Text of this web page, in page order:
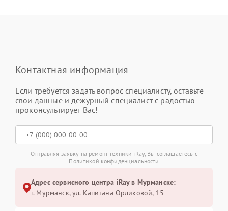
Контактная информация
Если требуется задать вопрос специалисту, оставьте
свои данные и дежурный специалист с радостью
проконсультирует Вас!
Отправляя заявку на ремонт техники iRay, Вы соглашаетесь с
Политикой конфиденциальности
Адрес сервисного центра iRay в Мурманске:
г. Мурманск, ул. Капитана Орликовой, 15